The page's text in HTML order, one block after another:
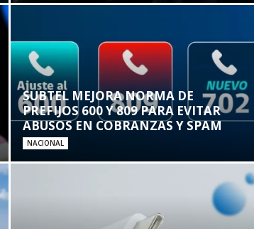
SUBTEL MEJORA NORMA DE
PREFIJOS 600 Y 809 PARA EVITAR
ABUSOS EN COBRANZAS Y SPAM
NACIONAL